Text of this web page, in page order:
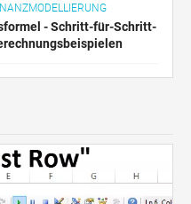
- Schritt-für-Schritt-